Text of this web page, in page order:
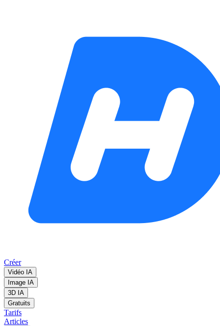
Créer
Vidéo IA
Image IA
3D IA
Gratuits
Tarifs
Articles